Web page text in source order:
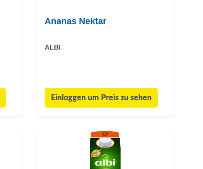
Ananas Nektar
ALBI
Einloggen um Preis zu sehen